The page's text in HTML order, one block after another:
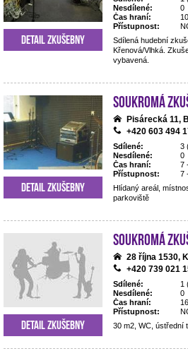
Nesdílené:
0
Čas hraní:
Přístupnost:
Sdílená hudební
Křenová/Vlhká.
vybavená.
Detail zkušebny
Soukromá
Pisárecká 11,
+420 603 494
Sdílené:
3
Nesdílené:
0
Čas hraní:
7
Přístupnost:
7
Hlídaný areál,
parkoviště
Detail zkušebny
Soukromá
28 října 1530,
+420 739 021
Sdílené:
1
Nesdílené:
0
Čas hraní:
Přístupnost:
30 m2, WC, ústřední
Detail zkušebny